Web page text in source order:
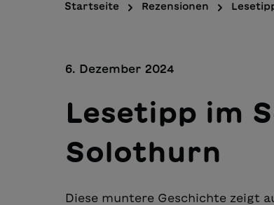
Startseite Rezensionen
6. Dezember 2024
Lesetipp im
Solothurn
Diese muntere Geschichte zeigt